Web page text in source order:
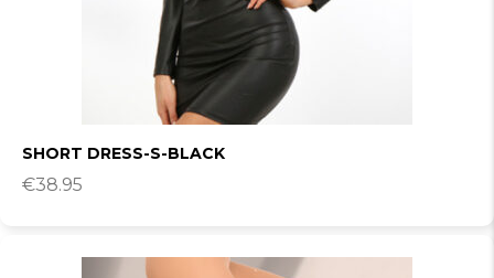
SHORT DRESS-S-BLACK
€38.95